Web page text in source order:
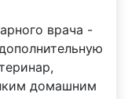
врача -
домашним